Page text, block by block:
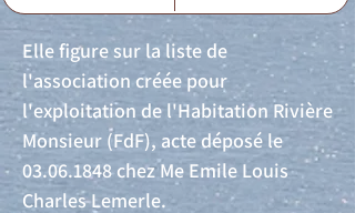
Elle figure sur la liste de
l'association créée pour
l'exploitation de l'Habitation Rivière
Monsieur (FdF), acte déposé le
03.06.1848chez Me Emile Louis
Charles Lemerle.